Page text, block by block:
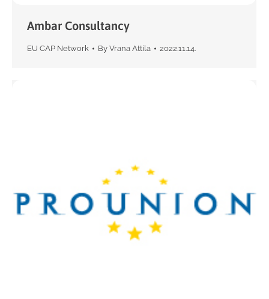
Ambar Consultancy
EU CAP Network By Vrana Attila 2022.11.14.